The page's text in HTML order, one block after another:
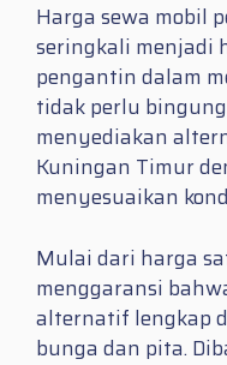
Harga sewa mobil
seringkali menjadi
pengantin dalam
tidak perlu
menyediakan
Kuningan Timur
menyesuaikan
Mulai dari harga
menggaransi
alternatif lengkap
bunga dan pita.